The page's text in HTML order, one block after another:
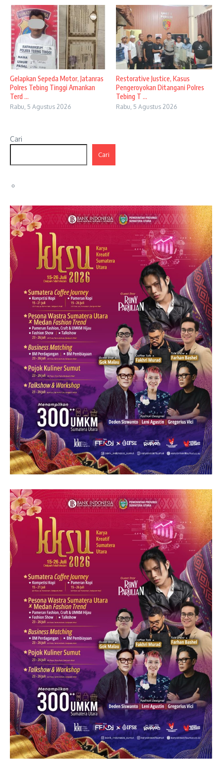
Gelapkan Sepeda Motor, Jatanras
Polres Tebing Tinggi Amankan
Terd ...
Rabu, 5 Agustus 2026
Restorative Justice, Kasus
Pengeroyokan Ditangani Polres
Tebing T ...
Rabu, 5 Agustus 2026
Cari
Cari